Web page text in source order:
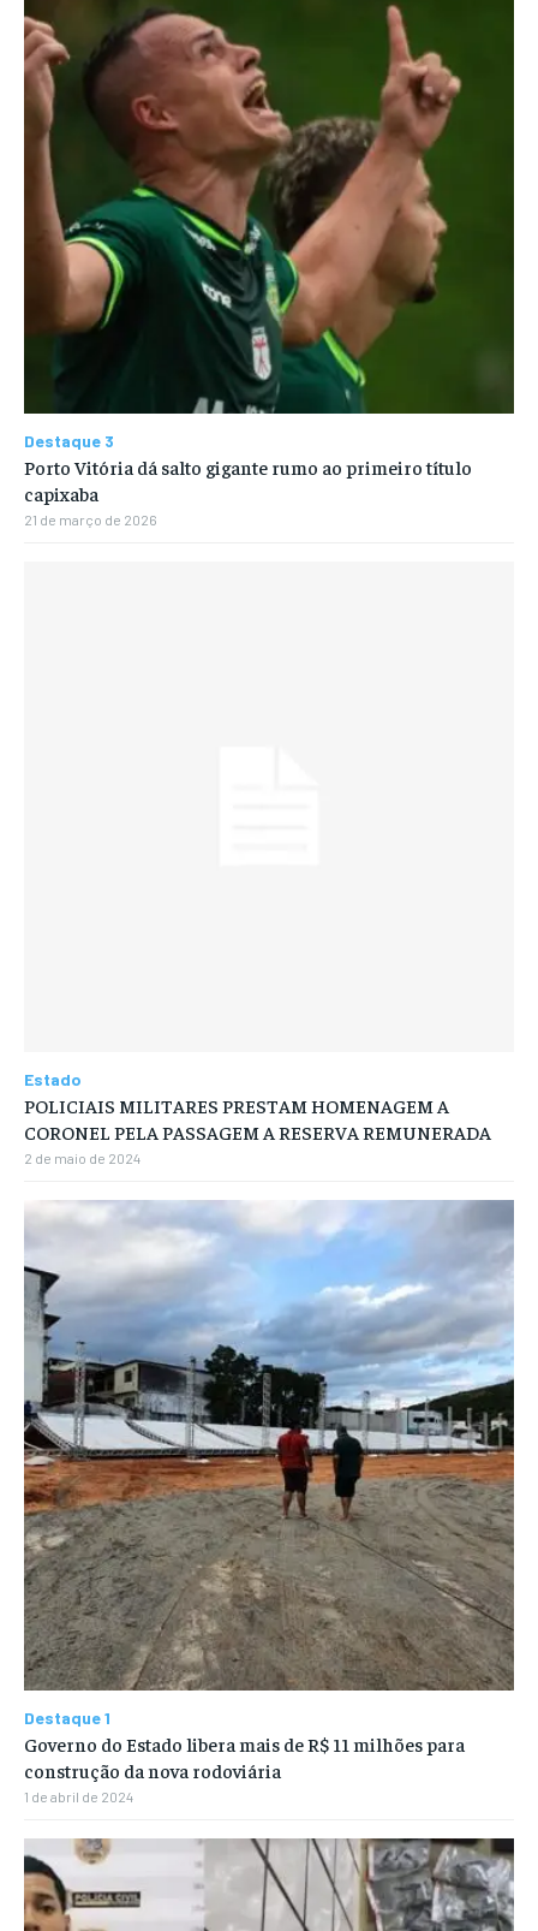
Destaque 3
Porto Vitória dá salto gigante rumo ao primeiro título
capixaba
21 de março de 2026
Estado
POLICIAIS MILITARES PRESTAM HOMENAGEM A
CORONEL PELA PASSAGEM A RESERVA REMUNERADA
2 de maio de 2024
Destaque 1
Governo do Estado libera mais de R$ 11 milhões para
construção da nova rodoviária
1 de abril de 2024